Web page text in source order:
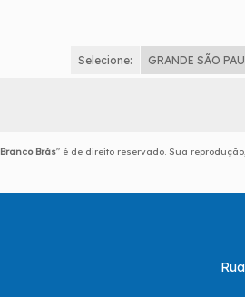
Selecione: GRANDE SÃO
Brás" é de direito reservado. Sua